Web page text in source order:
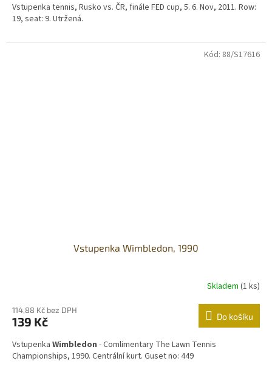
Vstupenka tennis, Rusko vs. ČR, finále FED cup, 5. 6. Nov, 2011. Row:
19, seat: 9. Utržená.
Vstupenka Wimbledon, 1990
Skladem (1 ks)
114,88 Kč bez DPH
139 Kč Do košíku
Vstupenka Wimbledon - Comlimentary The Lawn Tennis
Championships, 1990. Centrální kurt. Guset no: 449
Kód: 88/S17616